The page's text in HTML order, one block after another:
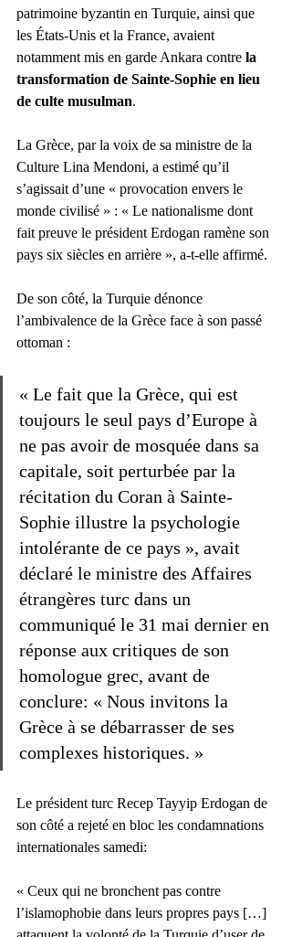
patrimoine byzantin en Turquie, ainsi que
les États-Unis et la France, avaient
notamment mis en garde Ankara contre la
transformation de Sainte-Sophie en lieu
de culte musulman.
La Grèce, par la voix de sa ministre de la
Culture Lina Mendoni, a estimé qu’il
s’agissait d’une « provocation envers le
monde civilisé » : « Le nationalisme dont
fait preuve le président Erdogan ramène son
pays six siècles en arrière », a-t-elle affirmé.
De son côté, la Turquie dénonce
l’ambivalence de la Grèce face à son passé
ottoman :
« Le fait que la Grèce, qui est
toujours le seul pays d’Europe à
ne pas avoir de mosquée dans sa
capitale, soit perturbée par la
récitation du Coran à Sainte-
Sophie illustre la psychologie
intolérante de ce pays », avait
déclaré le ministre des Affaires
étrangères turc dans un
communiqué le 31 mai dernier en
réponse aux critiques de son
homologue grec, avant de
conclure: « Nous invitons la
Grèce à se débarrasser de ses
complexes historiques. »
Le président turc Recep Tayyip Erdogan de
son côté a rejeté en bloc les condamnations
internationales samedi:
« Ceux qui ne bronchent pas contre
l’islamophobie dans leurs propres pays […]